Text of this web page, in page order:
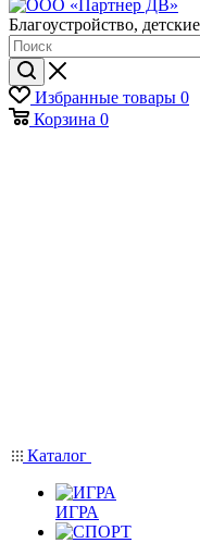
Благоустройство,
Избранные товары 0
Корзина 0
Каталог
ИГРА